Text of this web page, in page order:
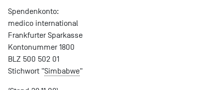
Spendenkonto:
medico international
Frankfurter Sparkasse
Kontonummer 1800
BLZ 500 502 01
Stichwort "Simbabwe"